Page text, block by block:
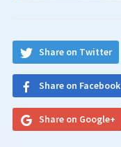
Share on Twitter
Share on Facebook
Share on Google+